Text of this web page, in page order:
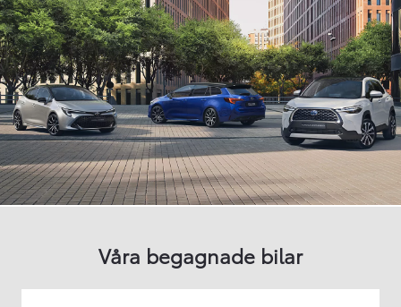
Våra begagnade bilar